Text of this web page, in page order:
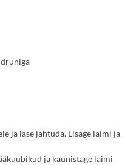
ja lase jahtuda. Lisage laimi ja
ja kaunistage laimi